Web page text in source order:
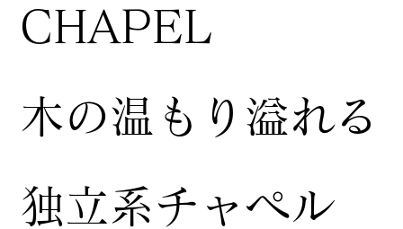
CHAPEL
木の温もり溢れる
独立系チャペル